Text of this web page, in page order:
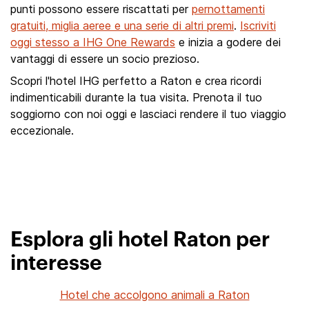
punti possono essere riscattati per pernottamenti
gratuiti, miglia aeree e una serie di altri premi. Iscriviti
oggi stesso a IHG One Rewards e inizia a godere dei
vantaggi di essere un socio prezioso.
Scopri l'hotel IHG perfetto a Raton e crea ricordi
indimenticabili durante la tua visita. Prenota il tuo
soggiorno con noi oggi e lasciaci rendere il tuo viaggio
eccezionale.
Esplora gli hotel Raton per
interesse
Hotel che accolgono animali a Raton